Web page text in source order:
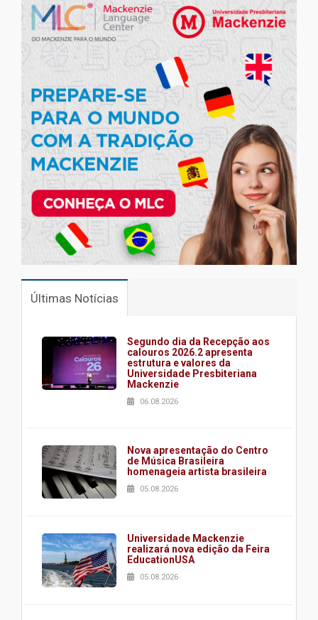
Últimas Notícias
Segundo dia da Recepção aos
calouros 2026.2 apresenta
estrutura e valores da
Universidade Presbiteriana
Mackenzie
06.08.2026
Nova apresentação do Centro
de Música Brasileira
homenageia artista brasileira
05.08.2026
Universidade Mackenzie
realizará nova edição da Feira
EducationUSA
05.08.2026